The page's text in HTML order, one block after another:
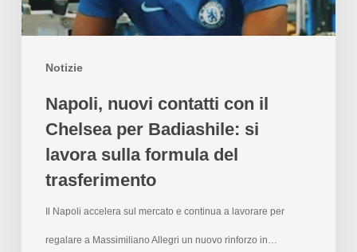
Notizie
Napoli, nuovi contatti con il
Chelsea per Badiashile: si
lavora sulla formula del
trasferimento
Il Napoli accelera sul mercato e continua a lavorare per
regalare a Massimiliano Allegri un nuovo rinforzo in…